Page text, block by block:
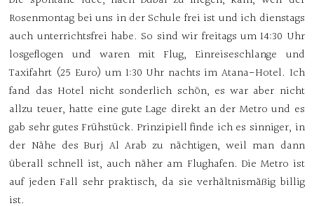
Rosenmontag bei uns in der Schule frei ist und ich dienstags
auch unterrichtsfrei habe. So sind wir freitags um 14:30 Uhr
losgeflogen und waren mit Flug, Einreiseschlange und
Taxifahrt (25 Euro) um 1:30 Uhr nachts im Atana-Hotel. Ich
fand das Hotel nicht sonderlich schön, es war aber nicht
allzu teuer, hatte eine gute Lage direkt an der Metro und es
gab sehr gutes Frühstück. Prinzipiell finde ich es sinniger, in
der Nähe des Burj Al Arab zu nächtigen, weil man dann
überall schnell ist, auch näher am Flughafen. Die Metro ist
auf jeden Fall sehr praktisch, da sie verhältnismäßig billig
ist.